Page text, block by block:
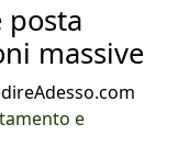
posta
massive
e